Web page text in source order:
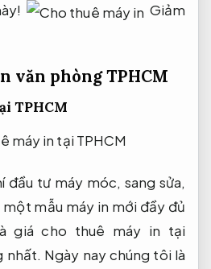
Giảm
văn phòng TPHCM
TPHCM
tư máy móc, sang sửa,
mẫu máy in mới đầy đủ
giá cho thuê máy in tại
nhất. Ngày nay chúng tôi là